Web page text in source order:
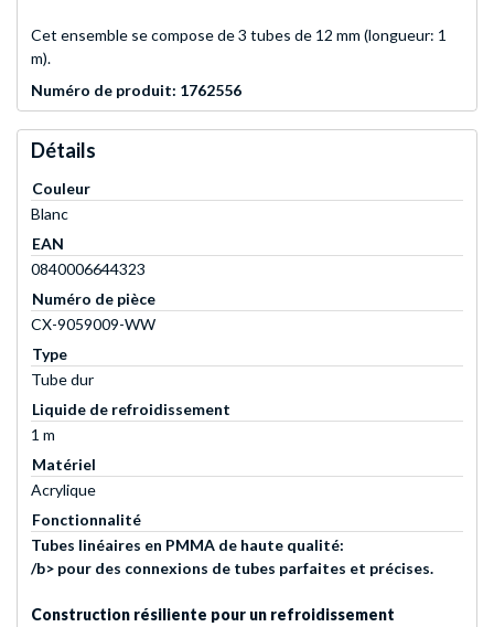
Cet ensemble se compose de 3 tubes de 12 mm (longueur: 1
m).
Numéro de produit: 1762556
Détails
Couleur
Blanc
EAN
0840006644323
Numéro de pièce
CX-9059009-WW
Type
Tube dur
Liquide de refroidissement
1 m
Matériel
Acrylique
Fonctionnalité
Tubes linéaires en PMMA de haute qualité:
/b> pour des connexions de tubes parfaites et précises.
Construction résiliente pour un refroidissement